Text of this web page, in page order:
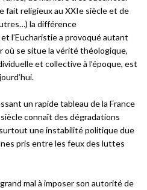
fait religieux au XXIe siècle et de
la différence
l’Eucharistie a provoqué autant
où se situe la vérité théologique,
et collective à l’époque, est
un rapide tableau de la France
connaît des dégradations
une instabilité politique due
pris entre les feux des luttes
mal à imposer son autorité de